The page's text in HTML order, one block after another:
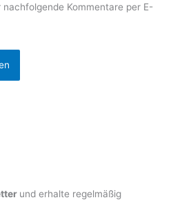
Kommentare per E-
und erhalte regelmäßig